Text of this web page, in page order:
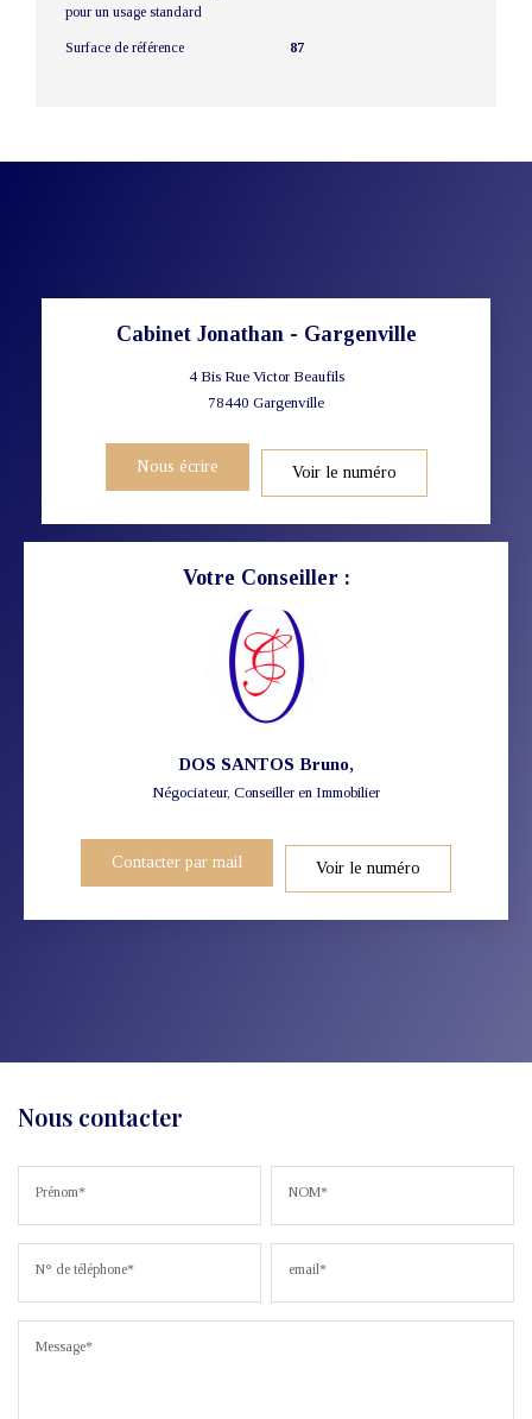
pour un usage standard
Surface de référence 87
Cabinet Jonathan - Gargenville
4 Bis Rue Victor Beaufils
78440 Gargenville
Nous écrire Voir le numéro
Votre Conseiller :
DOS SANTOS Bruno,
Négociateur, Conseiller en Immobilier
Contacter par mail Voir le numéro
Nous contacter
Prénom* NOM*
N° de téléphone* email*
Message*